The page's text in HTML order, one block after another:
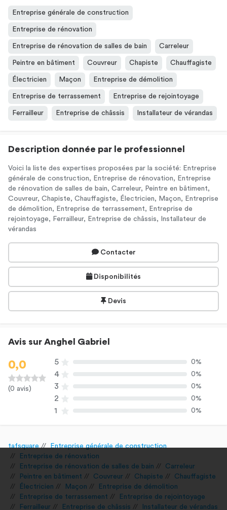
Entreprise générale de construction
Entreprise de rénovation
Entreprise de rénovation de salles de bain Carreleur
Peintre en bâtiment Couvreur Chapiste Chauffagiste
Électricien Maçon Entreprise de démolition
Entreprise de terrassement Entreprise de rejointoyage
Ferrailleur Entreprise de châssis Installateur de vérandas
Description donnée par le professionnel
Voici la liste des expertises proposées par la société: Entreprise
générale de construction, Entreprise de rénovation, Entreprise
de rénovation de salles de bain, Carreleur, Peintre en bâtiment,
Couvreur, Chapiste, Chauffagiste, Électricien, Maçon, Entreprise
de démolition, Entreprise de terrassement, Entreprise de
rejointoyage, Ferrailleur, Entreprise de châssis, Installateur de
vérandas
Contacter
Disponibilités
Devis
Avis sur Anghel Gabriel
0,0
(0 avis)
5 0%
4 0%
3 0%
2 0%
1 0%
tafsquare
Entreprise générale de construction
Entreprise de rénovation
Entreprise de rénovation de salles de bain
Carreleur
Peintre en bâtiment
Couvreur Chapiste
Chauffagiste
Électricien
Maçon
Entreprise de démolition
Entreprise de terrassement
Entreprise de rejointoyage
Ferrailleur
Entreprise de châssis Installateur de vérandas